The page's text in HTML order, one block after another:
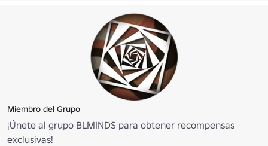
Miembro del Grupo
¡Únete al grupo BLMINDS para obtener recompensas
exclusivas!